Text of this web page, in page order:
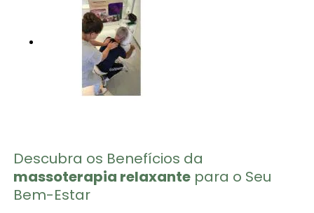
Descubra os Benefícios da
massoterapia relaxante para o Seu
Bem-Estar